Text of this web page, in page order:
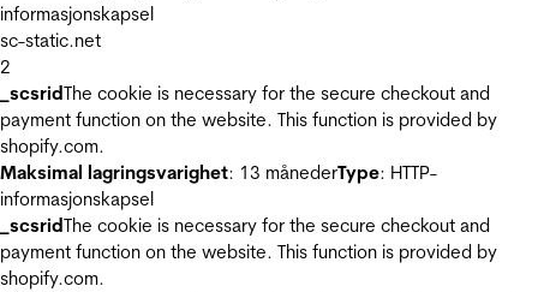
informasjonskapsel
sc-static.net
2
_scsridThe cookie is necessary for the secure checkout and
payment function on the website. This function is provided by
shopify.com.
Maksimal lagringsvarighet: 13 månederType: HTTP-
informasjonskapsel
_scsridThe cookie is necessary for the secure checkout and
payment function on the website. This function is provided by
shopify.com.